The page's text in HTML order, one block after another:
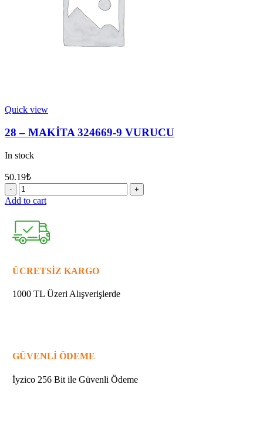
Quick view
28 – MAKİTA 324669-9 VURUCU
In stock
50.19₺
28
-
324669-
VURUCU
Add to cart
ÜCRETSİZ KARGO
1000 TL Üzeri Alışverişlerde
GÜVENLİ ÖDEME
İyzico 256 Bit ile Güvenli Ödeme